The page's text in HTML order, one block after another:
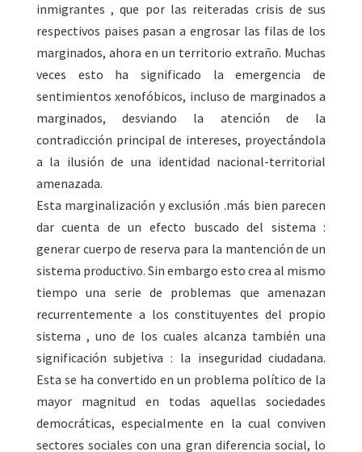
inmigrantes , que por las reiteradas crisis de sus
respectivos paises pasan a engrosar las filas de los
marginados, ahora en un territorio extraño. Muchas
veces esto ha significado la emergencia de
sentimientos xenofóbicos, incluso de marginados a
marginados, desviando la atención de la
contradicción principal de intereses, proyectándola
a la ilusión de una identidad nacional-territorial
amenazada.
Esta marginalización y exclusión .más bien parecen
dar cuenta de un efecto buscado del sistema :
generar cuerpo de reserva para la mantención de un
sistema productivo. Sin embargo esto crea al mismo
tiempo una serie de problemas que amenazan
recurrentemente a los constituyentes del propio
sistema , uno de los cuales alcanza también una
significación subjetiva : la inseguridad ciudadana.
Esta se ha convertido en un problema político de la
mayor magnitud en todas aquellas sociedades
democráticas, especialmente en la cual conviven
sectores sociales con una gran diferencia social, lo